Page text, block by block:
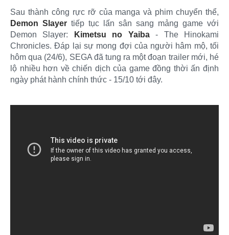
Sau thành công rực rỡ của manga và phim chuyển thể,
Demon Slayer tiếp tục lấn sân sang mảng game với
Demon Slayer:
Kimetsu no Yaiba- The Hinokami
Chronicles. Đáp lại sự mong đợi của người hâm mộ, tối
hôm qua (24/6), SEGA đã tung ra một đoạn trailer mới, hé
lộ nhiều hơn về chiến dịch của game đồng thời ấn định
ngày phát hành chính thức - 15/10 tới đây.